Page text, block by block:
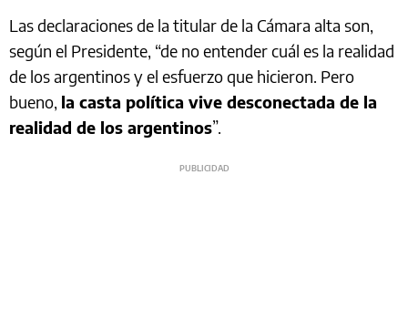
Las declaraciones de la titular de la Cámara alta son,
según el Presidente, “de no entender cuál es la realidad
de los argentinos y el esfuerzo que hicieron. Pero
bueno, la casta política vive desconectada de la
realidad de los argentinos”.